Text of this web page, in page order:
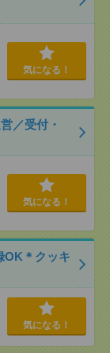
気になる！
／受付・
気になる！
OK＊クッキ
気になる！